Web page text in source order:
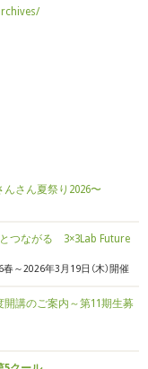
さん夏祭り2026〜
とつながる 3×3Lab Future
～2026年3月19日（木）開催
開講のご案内～第11期生募